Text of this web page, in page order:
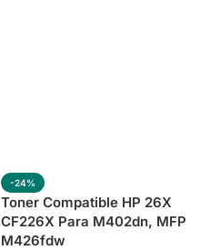
-24%
Toner Compatible HP 26X
CF226X Para M402dn, MFP
M426fdw